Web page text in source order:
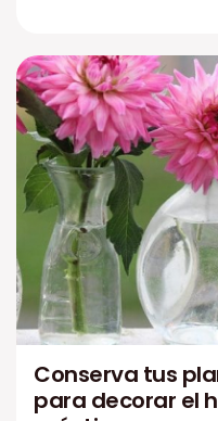
Conserva tus
para decorar el